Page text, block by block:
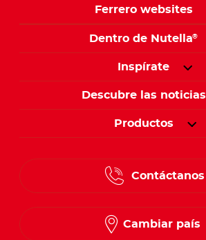
Ferrero websites
Dentro de Nutella®
Inspírate
Descubre las noticias
Productos
Contáctanos
Cambiar país